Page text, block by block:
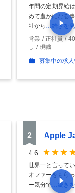
年間の定期昇給
めて豊かになる
社から …続きを
営業
正社員
し
現職
募集中の求
2 Apple
4.6
世界一と言って
オファーをもら
ー気分で…続き